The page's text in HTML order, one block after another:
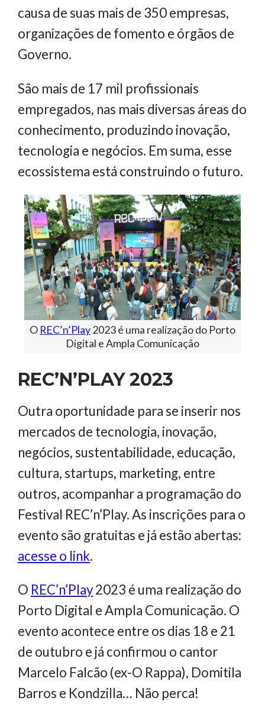
causa de suas mais de 350 empresas,
organizações de fomento e órgãos de
Governo.
São mais de 17 mil profissionais
empregados, nas mais diversas áreas do
conhecimento, produzindo inovação,
tecnologia e negócios. Em suma, esse
ecossistema está construindo o futuro.
O REC’n’Play2023 é uma realização do Porto
Digital e Ampla Comunicação
REC’N’PLAY 2023
Outra oportunidade para se inserir nos
mercados de tecnologia, inovação,
negócios, sustentabilidade, educação,
cultura, startups, marketing, entre
outros, acompanhar a programação do
Festival REC’n’Play. As inscrições para o
evento são gratuitas e já estão abertas:
acesse o link.
O REC’n’Play2023 é uma realização do
Porto Digital e Ampla Comunicação. O
evento acontece entre os dias 18 e 21
de outubro e já confirmou o cantor
Marcelo Falcão (ex-O Rappa), Domitila
Barros e Kondzilla… Não perca!